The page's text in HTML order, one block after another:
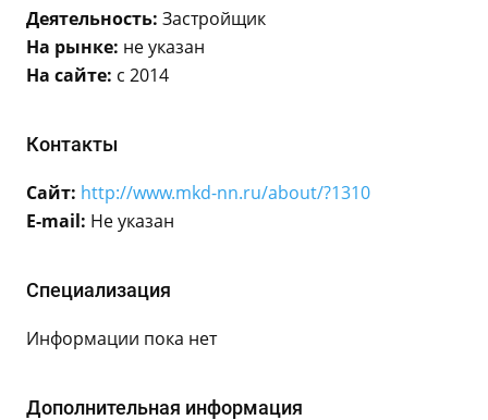
Деятельность: Застройщик
На рынке: не указан
На сайте: с 2014
Контакты
Сайт: http://www.mkd-nn.ru/about/?1310
E-mail: Не указан
Специализация
Информации пока нет
Дополнительная информация